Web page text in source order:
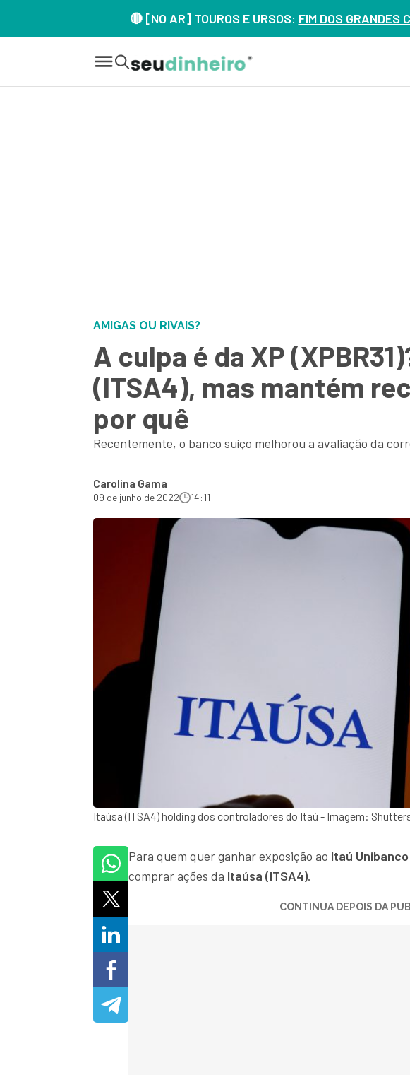
🔴 [NO AR] TOUROS E URSOS: FIM DOS GRANDES
AMIGAS OU RIVAIS?
A culpa é da XP
(ITSA4), mas mantém
por quê
Recentemente, o banco suíço melhorou a avaliação da
Carolina Gama
09 de junho de 2022 14:11
Itaúsa (ITSA4) holding dos controladores do Itaú - Imagem:
Para quem quer ganhar exposição ao Itaú
comprar ações da Itaúsa (ITSA4).
CONTINUA DEPOIS DA